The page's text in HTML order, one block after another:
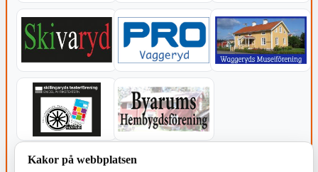
KOMMUNEN
Kakor på webbplatsen